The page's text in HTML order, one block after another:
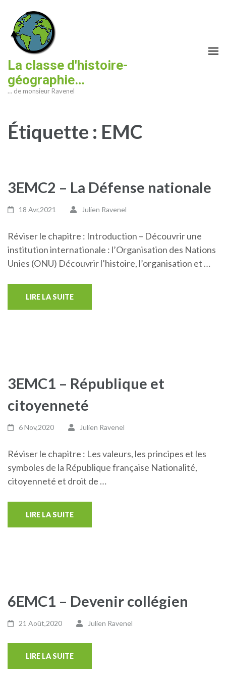
contenu
(Pressez
Entrée)
La classe d'histoire-
géographie…
… de monsieur Ravenel
Étiquette : EMC
3EMC2 – La Défense nationale
18 Avr,2021 Julien Ravenel
Réviser le chapitre : Introduction – Découvrir une
institution internationale : l’Organisation des Nations
Unies (ONU) Découvrir l’histoire, l’organisation et …
LIRE LA SUITE
3EMC1 – République et
citoyenneté
6 Nov,2020 Julien Ravenel
Réviser le chapitre : Les valeurs, les principes et les
symboles de la République française Nationalité,
citoyenneté et droit de …
LIRE LA SUITE
6EMC1 – Devenir collégien
21 Août,2020 Julien Ravenel
LIRE LA SUITE